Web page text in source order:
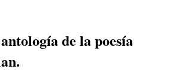
de la poesía